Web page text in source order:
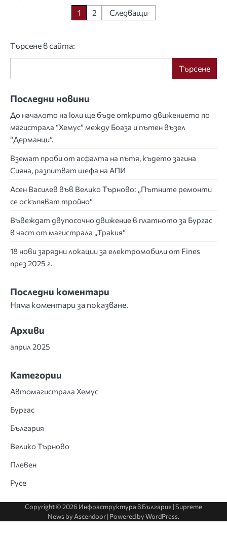
публикациите
1 2 Следващи
Търсене в сайта:
Търсене
Последни новини
До началото на юли ще бъде открито движението по
магистрала “Хемус” между Боаза и пътен възел
“Дерманци”.
Вземат проби от асфалта на пътя, където загина
Сияна, разпитват шефа на АПИ
Асен Василев във Велико Търново: „Пътните ремонти
се оскъпяват тройно“
Въвеждат двупосочно движение в платното за Бургас
в част от магистрала „Тракия“
18 нови зарядни локации за електромобили от Fines
през 2025 г.
Последни коментари
Няма коментари за показване.
Архиви
април 2025
Категории
Автомагистрала Хемус
Бургас
България
Велико Търново
Плевен
Русе
Copyright © 2026 Инфраструктура в България | Supreme
News byAscendoor| Powered byWordPress.